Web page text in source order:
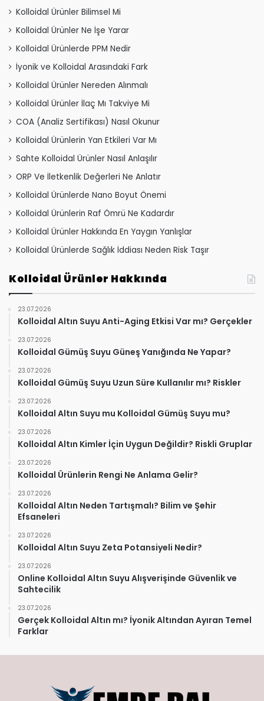
Kolloidal Ürünler Bilimsel Mi
Kolloidal Ürünler Ne İşe Yarar
Kolloidal Ürünlerde PPM Nedir
İyonik ve Kolloidal Arasındaki Fark
Kolloidal Ürünler Nereden Alınmalı
Kolloidal Ürünler İlaç Mı Takviye Mi
COA (Analiz Sertifikası) Nasıl Okunur
Kolloidal Ürünlerin Yan Etkileri Var Mı
Sahte Kolloidal Ürünler Nasıl Anlaşılır
ORP Ve İletkenlik Değerleri Ne Anlatır
Kolloidal Ürünlerde Nano Boyut Önemi
Kolloidal Ürünlerin Raf Ömrü Ne Kadardır
Kolloidal Ürünler Hakkında En Yaygın Yanlışlar
Kolloidal Ürünlerde Sağlık İddiası Neden Risk Taşır
Kolloidal Ürünler Hakkında
23.07.2026
Kolloidal Altın Suyu Anti-Aging Etkisi Var mı? Gerçekler
23.07.2026
Kolloidal Gümüş Suyu Güneş Yanığında Ne Yapar?
23.07.2026
Kolloidal Gümüş Suyu Uzun Süre Kullanılır mı? Riskler
23.07.2026
Kolloidal Altın Suyu mu Kolloidal Gümüş Suyu mu?
23.07.2026
Kolloidal Altın Kimler İçin Uygun Değildir? Riskli Gruplar
23.07.2026
Kolloidal Ürünlerin Rengi Ne Anlama Gelir?
23.07.2026
Kolloidal Altın Neden Tartışmalı? Bilim ve Şehir
Efsaneleri
23.07.2026
Kolloidal Altın Suyu Zeta Potansiyeli Nedir?
23.07.2026
Online Kolloidal Altın Suyu Alışverişinde Güvenlik ve
Sahtecilik
23.07.2026
Gerçek Kolloidal Altın mı? İyonik Altından Ayıran Temel
Farklar